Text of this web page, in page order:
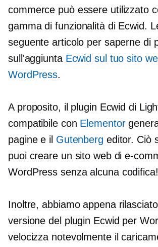
commerce può essere utilizzato
gamma di funzionalità di Ecwid.
seguente articolo per saperne di
sull'aggiunta Ecwid sul tuo sito
WordPress.
A proposito, il plugin Ecwid di
compatibile con Elementor
pagine e il Gutenberg editor. Ciò
puoi creare un sito web di e-
WordPress senza alcuna codifica!
Inoltre, abbiamo appena
versione del plugin Ecwid per
velocizza notevolmente il